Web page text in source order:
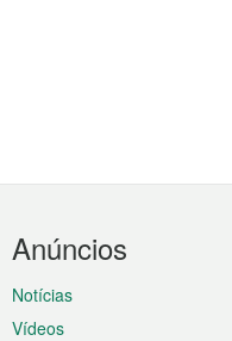
Anúncios
Notícias
Vídeos